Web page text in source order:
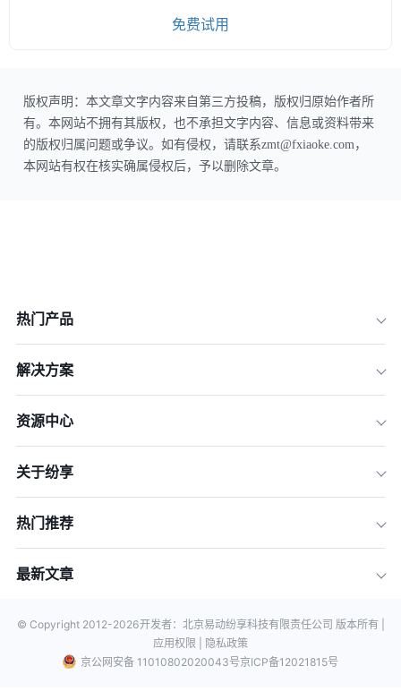
免费试用
版权声明：本文章文字内容来自第三方投稿，版权归原始作者所
有。本网站不拥有其版权，也不承担文字内容、信息或资料带来
的版权归属问题或争议。如有侵权，请联系zmt@fxiaoke.com，
本网站有权在核实确属侵权后，予以删除文章。
热门产品
解决方案
资源中心
关于纷享
热门推荐
最新文章
© Copyright 2012-2026开发者：北京易动纷享科技有限责任公司 版本所有 |
应用权限 |
隐私政策
京公网安备 11010802020043号京ICP备12021815号